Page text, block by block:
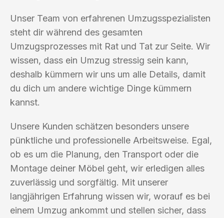
Unser Team von erfahrenen Umzugsspezialisten
steht dir während des gesamten
Umzugsprozesses mit Rat und Tat zur Seite. Wir
wissen, dass ein Umzug stressig sein kann,
deshalb kümmern wir uns um alle Details, damit
du dich um andere wichtige Dinge kümmern
kannst.
Unsere Kunden schätzen besonders unsere
pünktliche und professionelle Arbeitsweise. Egal,
ob es um die Planung, den Transport oder die
Montage deiner Möbel geht, wir erledigen alles
zuverlässig und sorgfältig. Mit unserer
langjährigen Erfahrung wissen wir, worauf es bei
einem Umzug ankommt und stellen sicher, dass